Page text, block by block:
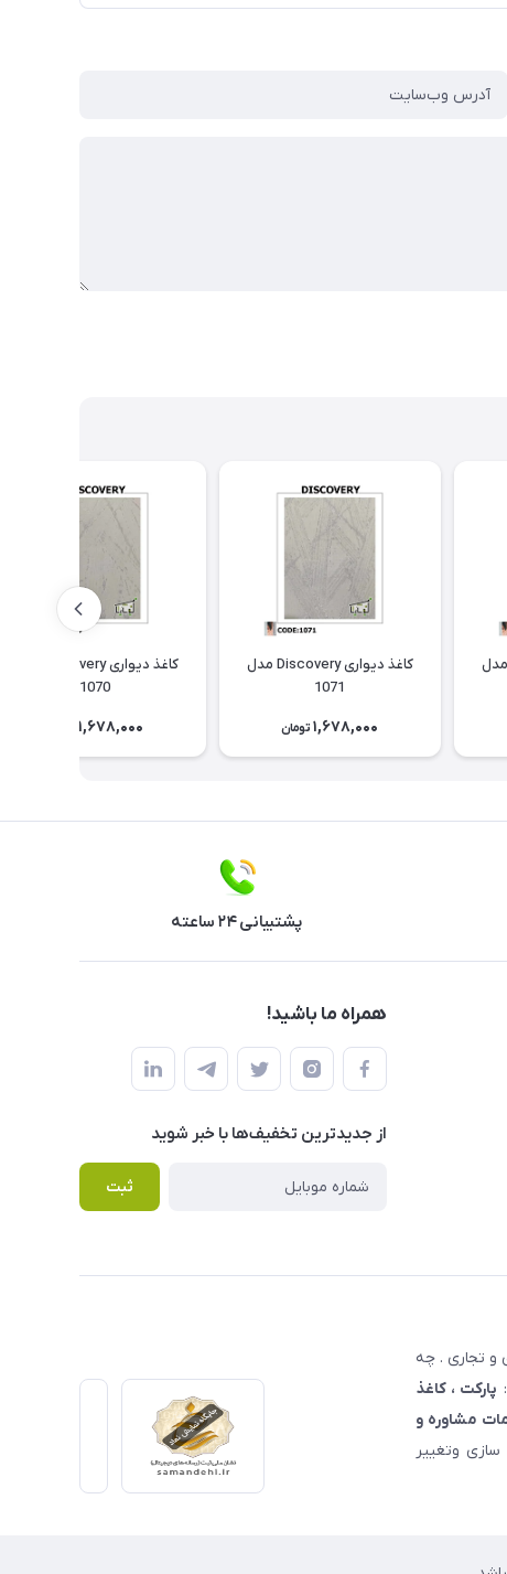
کاغذ دیواری Discovery مدل
کاغذ دیواری Discovery مدل
1071
1,678,000 تومان
1070
1,678,000
پشتیبانی ۲۴ ساعته
همراه ما باشید!
از جدید‌ترین تخفیف‌ها با‌ خبر شوید
ثبت
و تجاری . چه
پارکت ، کاغذ
مشاوره و
وتغییر